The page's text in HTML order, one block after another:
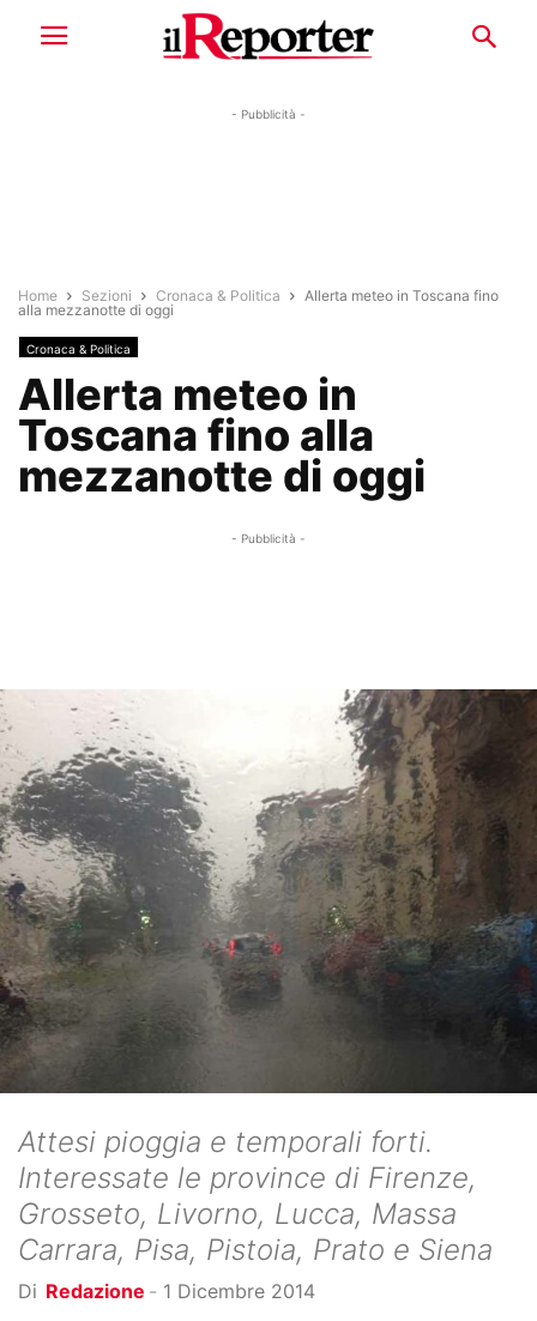
- Pubblicità -
Home Sezioni Cronaca & Politica
Allerta meteo in Toscana fino
alla mezzanotte di oggi
Cronaca & Politica
Allerta meteo in
Toscana fino alla
mezzanotte di oggi
- Pubblicità -
Attesi pioggia e temporali forti.
Interessate le province di Firenze,
Grosseto, Livorno, Lucca, Massa
Carrara, Pisa, Pistoia, Prato e Siena
Di Redazione - 1 Dicembre 2014